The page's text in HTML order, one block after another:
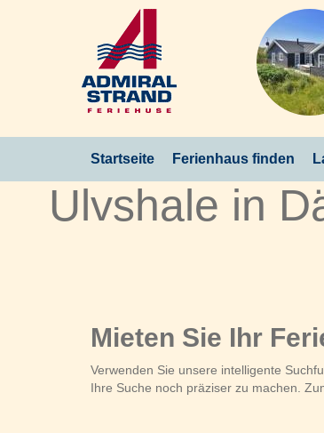
Startseite Ferienhaus finden
Ulvshale in
Mieten Sie Ihr
Verwenden Sie unsere intelligente
Ihre Suche noch präziser zu machen.